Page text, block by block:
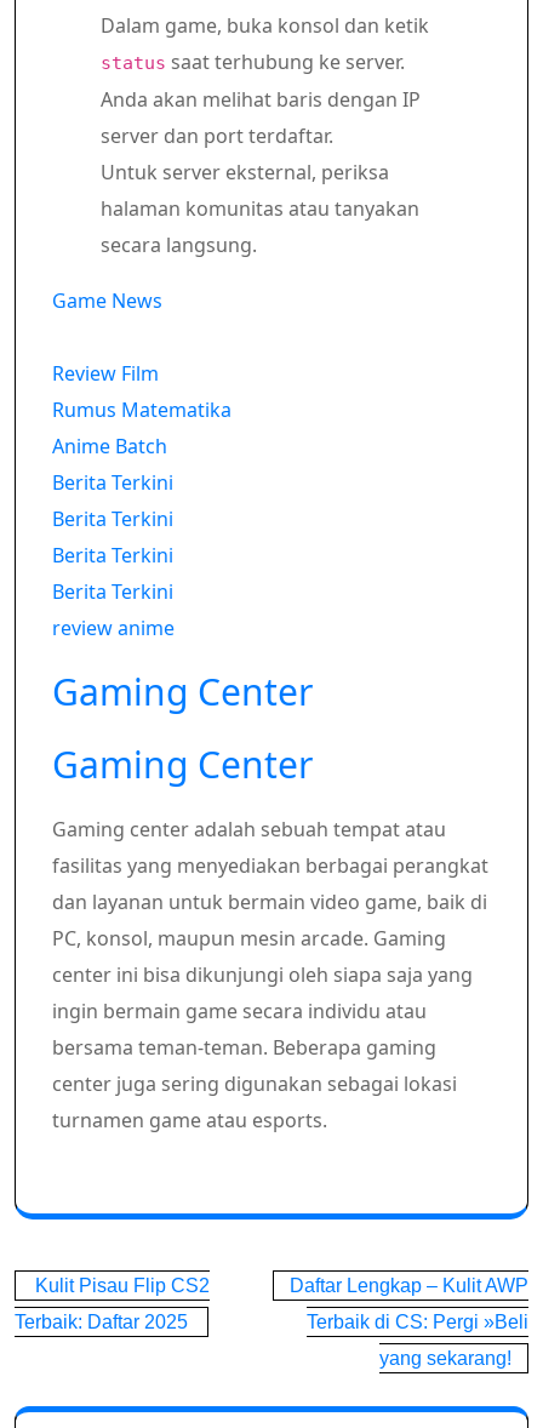
Dalam game, buka konsol dan ketik
status saat terhubung ke server.
Anda akan melihat baris dengan IP
server dan port terdaftar.
Untuk server eksternal, periksa
halaman komunitas atau tanyakan
secara langsung.
Game News
Review Film
Rumus Matematika
Anime Batch
Berita Terkini
Berita Terkini
Berita Terkini
Berita Terkini
review anime
Gaming Center
Gaming Center
Gaming center adalah sebuah tempat atau
fasilitas yang menyediakan berbagai perangkat
dan layanan untuk bermain video game, baik di
PC, konsol, maupun mesin arcade. Gaming
center ini bisa dikunjungi oleh siapa saja yang
ingin bermain game secara individu atau
bersama teman-teman. Beberapa gaming
center juga sering digunakan sebagai lokasi
turnamen game atau esports.
Post
navigation
Kulit Pisau Flip CS2
Terbaik: Daftar 2025
Daftar Lengkap – Kulit AWP
Terbaik di CS: Pergi »Beli
yang sekarang!